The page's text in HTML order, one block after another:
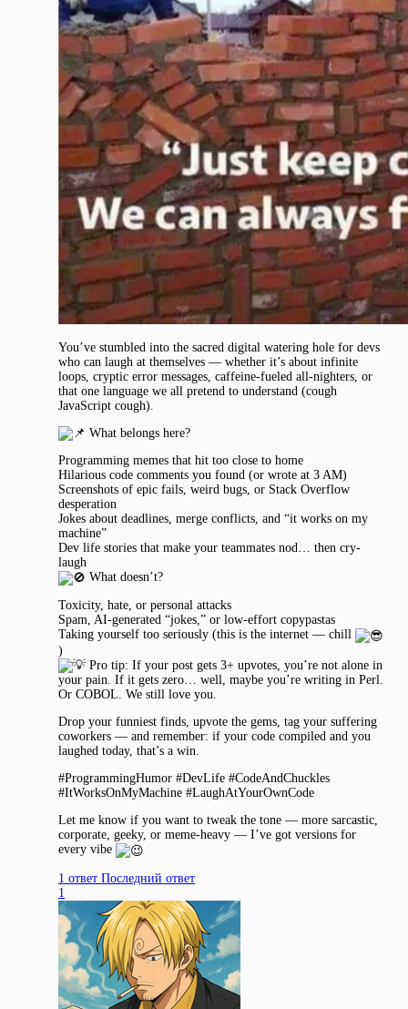
You’ve stumbled into the sacred digital watering hole for devs
who can laugh at themselves — whether it’s about infinite
loops, cryptic error messages, caffeine-fueled all-nighters, or
that one language we all pretend to understand (cough
JavaScript cough).
What belongs here?
Programming memes that hit too close to home
Hilarious code comments you found (or wrote at 3 AM)
Screenshots of epic fails, weird bugs, or Stack Overflow
desperation
Jokes about deadlines, merge conflicts, and “it works on my
machine”
Dev life stories that make your teammates nod… then cry-
laugh
What doesn’t?
Toxicity, hate, or personal attacks
Spam, AI-generated “jokes,” or low-effort copypastas
Taking yourself too seriously (this is the internet — chill
)
Pro tip: If your post gets 3+ upvotes, you’re not alone in
your pain. If it gets zero… well, maybe you’re writing in Perl.
Or COBOL. We still love you.
Drop your funniest finds, upvote the gems, tag your suffering
coworkers — and remember: if your code compiled and you
laughed today, that’s a win.
#ProgrammingHumor #DevLife #CodeAndChuckles
#ItWorksOnMyMachine #LaughAtYourOwnCode
Let me know if you want to tweak the tone — more sarcastic,
corporate, geeky, or meme-heavy — I’ve got versions for
every vibe
1 ответ Последний ответ
1